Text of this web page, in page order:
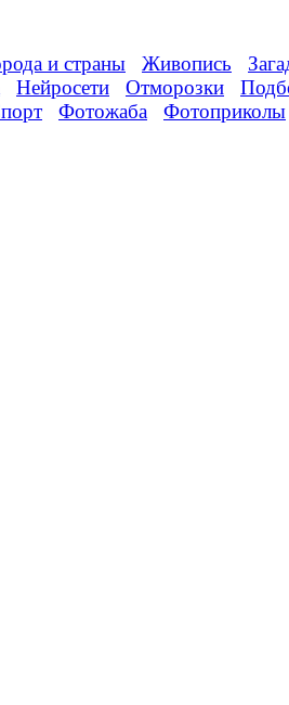
и страны Живопись
Нейросети Отморозки
Фотожаба Фотоприколы